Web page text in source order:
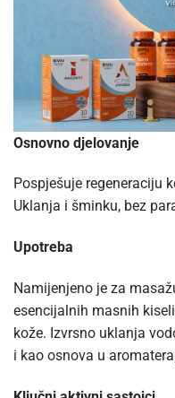
Osnovno djelovanje
Pospješuje regeneraciju
Uklanja i šminku, bez
Upotreba
Namijenjeno je za
esencijalnih masnih
kože. Izvrsno uklanja
i kao osnova u